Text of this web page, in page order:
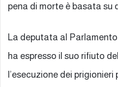
pena di morte è basata su
La deputata al
ha espresso il suo rifiuto
l’esecuzione dei